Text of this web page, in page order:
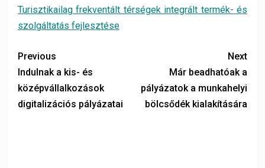
Turisztikailag frekventált térségek integrált termék- és
szolgáltatás fejlesztése
Previous
Indulnak a kis- és
középvállalkozások
digitalizációs pályázatai
Next
Már beadhatóak a
pályázatok a munkahelyi
bölcsődék kialakítására